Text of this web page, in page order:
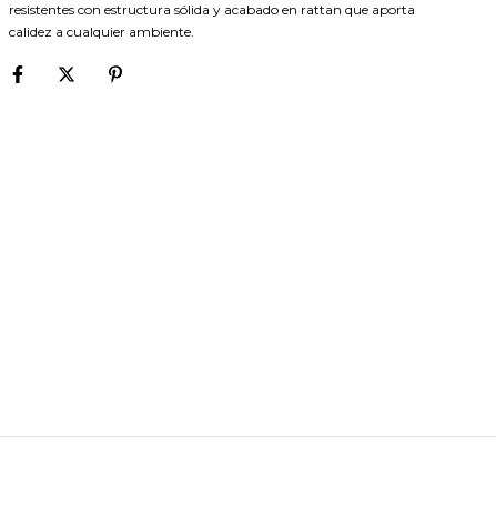
resistentes con estructura sólida y acabado en rattan que aporta
calidez a cualquier ambiente.